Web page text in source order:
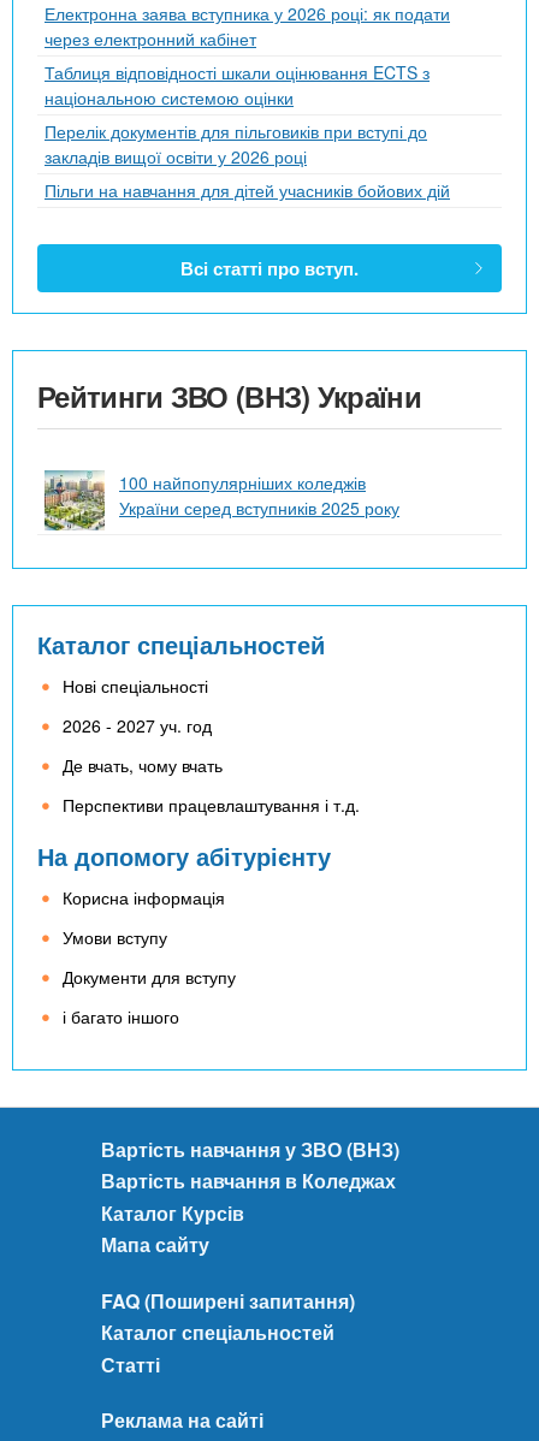
Електронна заява вступника у 2026 році: як подати
через електронний кабінет
Таблиця відповідності шкали оцінювання ECTS з
національною системою оцінки
Перелік документів для пільговиків при вступі до
закладів вищої освіти у 2026 році
Пільги на навчання для дітей учасників бойових дій
Всі статті про вступ.
Рейтинги ЗВО (ВНЗ) України
100 найпопулярніших коледжів
України серед вступників 2025 року
Каталог спеціальностей
Нові спеціальності
2026 - 2027 уч. год
Де вчать, чому вчать
Перспективи працевлаштування і т.д.
На допомогу абітурієнту
Корисна інформація
Умови вступу
Документи для вступу
і багато іншого
Вартість навчання у ЗВО (ВНЗ)
Вартість навчання в Коледжах
Каталог Курсів
Мапа сайту
FAQ (Поширені запитання)
Каталог спеціальностей
Статті
Реклама на сайті